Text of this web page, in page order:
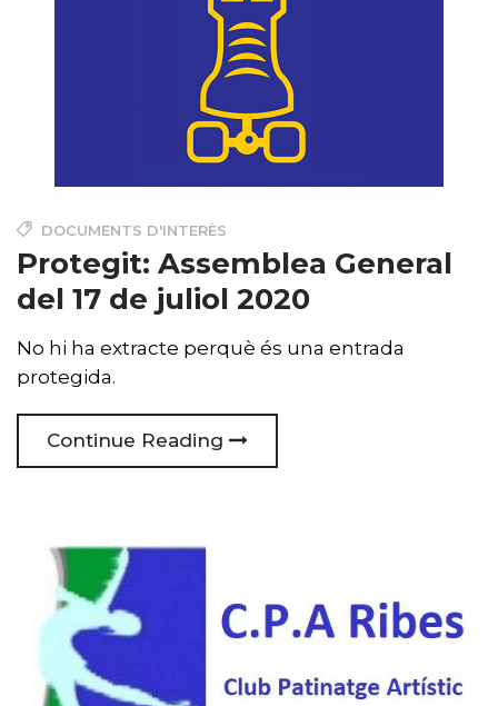
DOCUMENTS D'INTERÈS
Protegit: Assemblea General
del 17 de juliol 2020
No hi ha extracte perquè és una entrada
protegida.
Continue Reading